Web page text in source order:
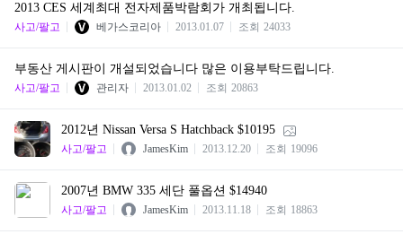
2013 CES 세계최대 전자제품박람회가 개최됩니다.
사고/팔고 베가스코리아 2013.01.07 조회 24033
부동산 게시판이 개설되었습니다 많은 이용부탁드립니다.
사고/팔고 관리자 2013.01.02 조회 20863
2012년 Nissan Versa S Hatchback $10195
사고/팔고 JamesKim 2013.12.20 조회 19096
2007년 BMW 335 세단 풀옵션 $14940
사고/팔고 JamesKim 2013.11.18 조회 18863